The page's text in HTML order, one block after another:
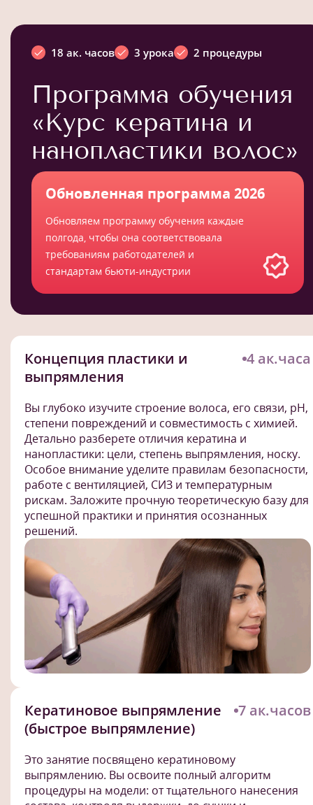
18 ак. часов 3 урока 2 процедуры
Программа обучения
«Курс кератина и
нанопластики волос»
Обновленная программа 2026
Обновляем программу обучения каждые
полгода, чтобы она соответствовала
требованиям работодателей и
стандартам бьюти-индустрии
Концепция пластики и
выпрямления
4 ак.часа
Вы глубоко изучите строение волоса, его связи, pH,
степени повреждений и совместимость с химией.
Детально разберете отличия кератина и
нанопластики: цели, степень выпрямления, носку.
Особое внимание уделите правилам безопасности,
работе с вентиляцией, СИЗ и температурным
рискам. Заложите прочную теоретическую базу для
успешной практики и принятия осознанных
решений.
Кератиновое выпрямление
(быстрое выпрямление)
7 ак.часов
Это занятие посвящено кератиновому
выпрямлению. Вы освоите полный алгоритм
процедуры на модели: от тщательного нанесения